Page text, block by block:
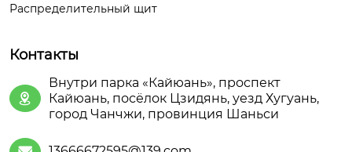
Распределительный щит
Контакты

Внутри парка «Кайюань», проспект
Кайюань, посёлок Цзидянь, уезд Хугуань,
город Чанчжи, провинция Шаньси